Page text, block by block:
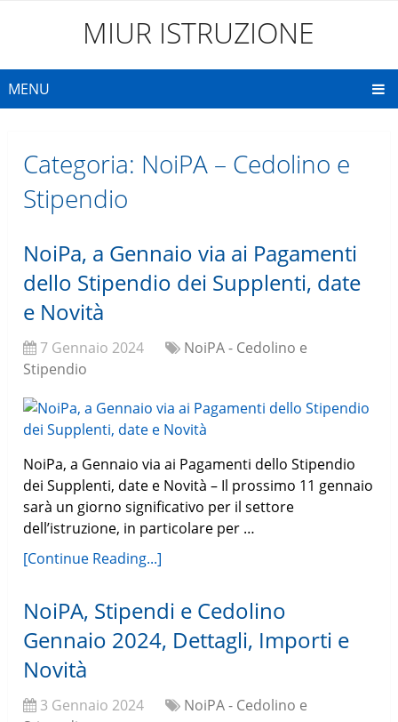
MIUR ISTRUZIONE
MENU
Categoria: NoiPA – Cedolino e
Stipendio
NoiPa, a Gennaio via ai Pagamenti
dello Stipendio dei Supplenti, date
e Novità
7 Gennaio 2024
NoiPA - Cedolino e
Stipendio
NoiPa, a Gennaio via ai Pagamenti dello Stipendio
dei Supplenti, date e Novità – Il prossimo 11 gennaio
sarà un giorno significativo per il settore
dell’istruzione, in particolare per …
[Continue Reading...]
NoiPA, Stipendi e Cedolino
Gennaio 2024, Dettagli, Importi e
Novità
3 Gennaio 2024
NoiPA - Cedolino e